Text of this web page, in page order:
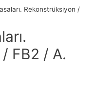
Rekonstrüksiyon /
FB2 / A.